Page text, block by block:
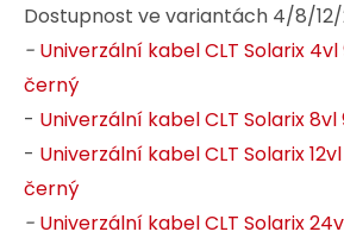
Dostupnost ve variantách 4/8/
- Univerzální kabel CLT Solarix 4vl
černý
- Univerzální kabel CLT Solarix 8vl
- Univerzální kabel CLT Solarix 12vl
černý
- Univerzální kabel CLT Solarix